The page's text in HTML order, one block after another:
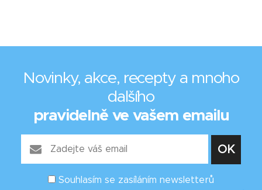
Novinky, akce, recepty a mnoho
dalšího
pravidelně ve vašem emailu
Souhlasím se zasíláním newsletterů